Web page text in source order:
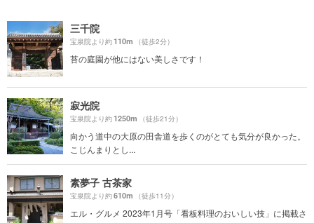
三千院
宝泉院より約110m （徒歩2分）
苔の庭園が他にはない美しさです！
寂光院
宝泉院より約1250m （徒歩21分）
向かう道中の大原の田舎道を歩くのがとても気分が良かった。
こじんまりとし...
素夢子 古茶家
宝泉院より約610m （徒歩11分）
エル・グルメ 2023年1月号「看板料理のおいしい技」に掲載さ